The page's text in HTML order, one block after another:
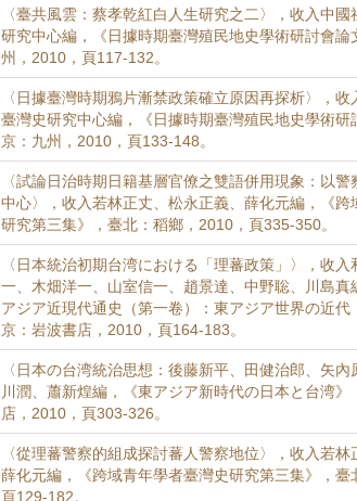
〈臺共風雲：蔡孝乾紅白人生研究之二〉，收入中國
研究中心編，《日據時期臺灣殖民地史學術研討會論
州，2010，頁117-132。
〈日據臺灣時期鴉片漸禁政策確立原因再探析〉，
臺灣史研究中心編，《日據時期臺灣殖民地史學術研
京：九州，2010，頁133-148。
〈試論日治時期日籍基層官僚之雙語併用現象：以
中心〉，收入若林正丈、松永正義、薛化元編，《跨
研究第三集》，臺北：稻鄉，2010，頁335-350。
〈日本統治初期台湾における「理蕃政策」〉，收
一、木畑洋一、山室信一、趙景達、中野聡、川島真
アジア近現代通史（第一卷）：東アジア世界の近代
京：岩波書店，2010，頁164-183。
〈日本の台湾統治思想：後藤新平、田健治郎、矢
川潤、蕭新煌編，《東アジア新時代の日本と台湾》
店，2010，頁303-326。
〈從理蕃警察的組成探討蕃人警察地位〉，收入若林
薛化元編，《跨域青年學者臺灣史研究第三集》，臺
頁129-182。